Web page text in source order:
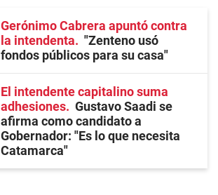
Gerónimo Cabrera apuntó contra
la intendenta
"Zenteno usó
fondos públicos para su casa"
El intendente capitalino suma
adhesiones
Gustavo Saadi se
afirma como candidato a
Gobernador: "Es lo que necesita
Catamarca"